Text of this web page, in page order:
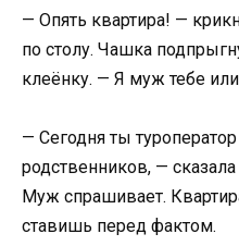
— Опять квартира! —
по столу. Чашка
клеёнку. — Я муж тебе или
— Сегодня ты
родственников, —
Муж спрашивает.
ставишь перед фактом.